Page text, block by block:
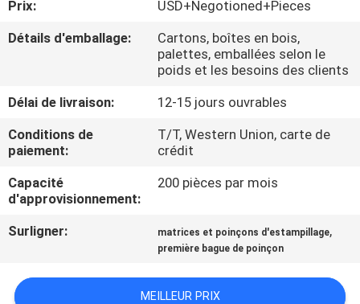
CONTRÔLE
QUALITÉ
CONTACTEZ-
NOUVELLES
DEMANDEZ
Prix:
USD+Negotioned+Pieces
Détails d'emballage:
Cartons, boîtes en bois,
palettes, emballées selon le
poids et les besoins des clients
Délai de livraison:
12-15 jours ouvrables
Conditions de
paiement:
T/T, Western Union, carte de
crédit
Capacité
d'approvisionnement:
200 pièces par mois
Surligner: matrices et poinçons d'estampillage,
première bague de poinçon
MEILLEUR PRIX